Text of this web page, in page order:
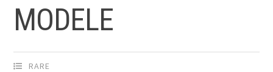
MODELE
RARE